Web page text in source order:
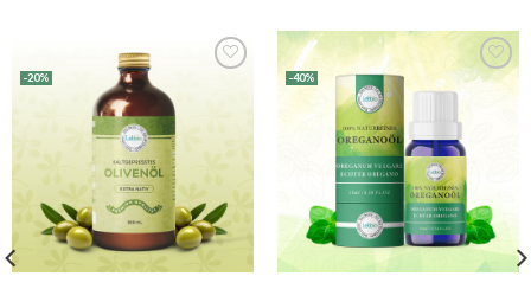
-20% -40%
Zur
Wunschliste